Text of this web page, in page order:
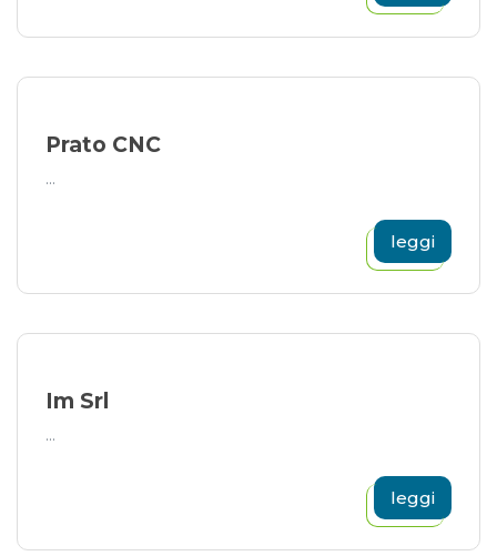
Prato CNC
...
leggi
Im Srl
...
leggi